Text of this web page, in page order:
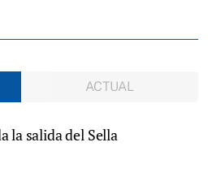
ACTUAL
la salida del Sella